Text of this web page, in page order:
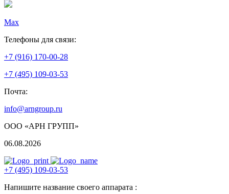
Max
Телефоны для связи:
+7 (916) 170-00-28
+7 (495) 109-03-53
Почта:
info@arngroup.ru
ООО «АРН ГРУПП»
06.08.2026
+7 (495) 109-03-53
Напишите название своего аппарата :